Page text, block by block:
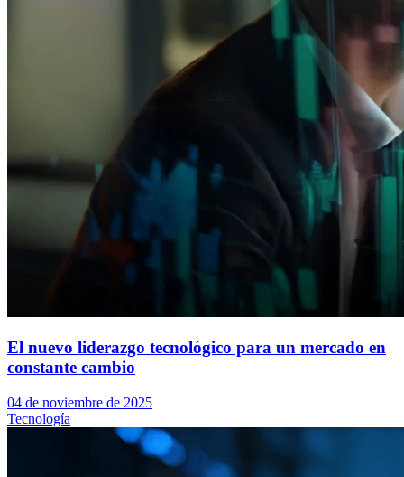
El nuevo liderazgo tecnológico para un mercado en
constante cambio
04 de noviembre de 2025
Tecnología